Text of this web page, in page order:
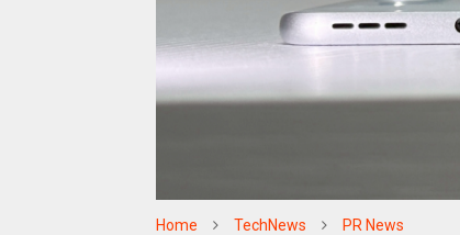
Home TechNews PR News